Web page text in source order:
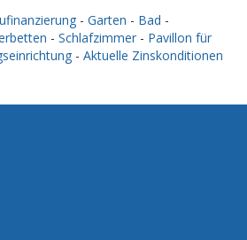
- Garten - Bad -
- Schlafzimmer - Pavillon für
- Aktuelle Zinskonditionen